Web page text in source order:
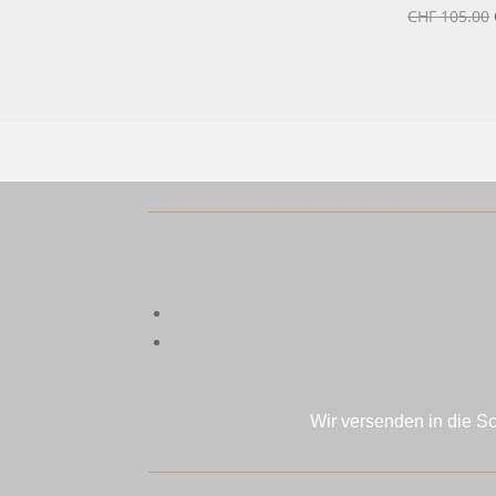
CHF105.00
Wir versenden in die